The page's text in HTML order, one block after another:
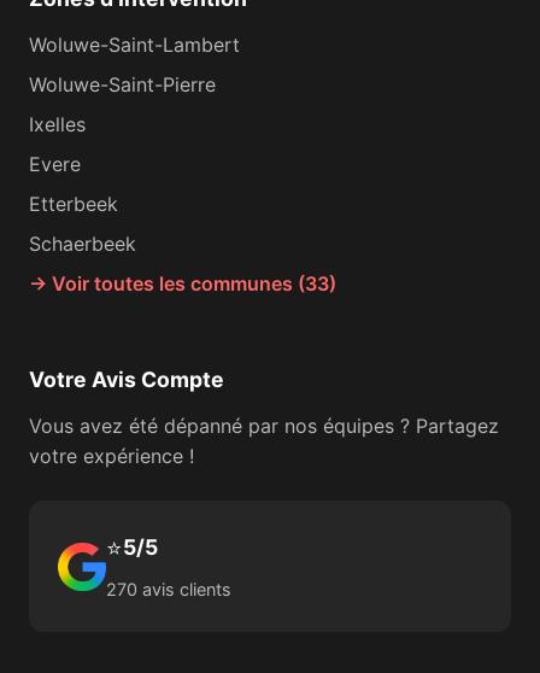
Woluwe-Saint-Lambert
Woluwe-Saint-Pierre
Ixelles
Evere
Etterbeek
Schaerbeek
→ Voir toutes les communes (33)
Votre Avis Compte
Vous avez été dépanné par nos équipes ? Partagez
votre expérience !
⭐5/5
270 avis clients